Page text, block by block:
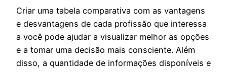
Criar uma tabela comparativa com as vantagens
e desvantagens de cada profissão que interessa
a você pode ajudar a visualizar melhor as opções
e a tomar uma decisão mais consciente. Além
disso, a quantidade de informações disponíveis e